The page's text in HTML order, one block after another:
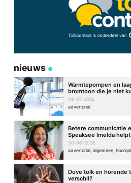
nieuws
Warmtepompen en
bromtoon die je niet
09-07-2026
advertorial
Betere communicatie
Speaksee Imelda
30-06-2026
advertorial, algemeen,
Dove tolk en horende
verschil?